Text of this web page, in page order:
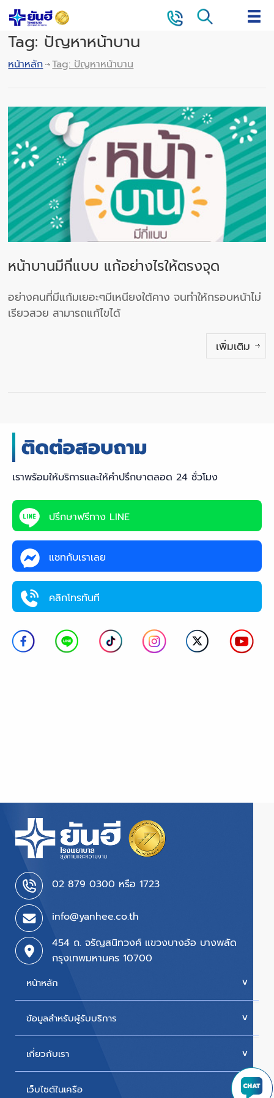
Tag: ปัญหาหน้าบาน
หน้าหลัก Tag: ปัญหาหน้าบาน
หน้าบานมีกี่แบบ แก้อย่างไรให้ตรงจุด
อย่างคนที่มีแก้มเยอะๆมีเหนียงใต้คาง จนทำให้กรอบหน้าไม่
เรียวสวย สามารถแก้ไขได้
เพิ่มเติม
เราพร้อมให้บริการและให้คำปรึกษาตลอด 24 ชั่วโมง
ปรึกษาฟรีทาง LINE
แชทกับเราเลย
คลิกโทรทันที
02 879 0300 หรือ 1723
info@yanhee.co.th
454 ถ. จรัญสนิทวงศ์ แขวงบางอ้อ บางพลัด
กรุงเทพมหานคร 10700
หน้าหลัก
บริการของเรา
ข้อมูลสำหรับผู้รับบริการ
นัดหมายแพทย์
เกี่ยวกับเรา
ประวัติโรงพยาบาล
เว็บไซต์ในเครือ